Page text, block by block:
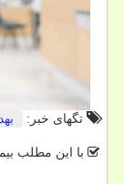
تگهای خبر:
با این مطلب